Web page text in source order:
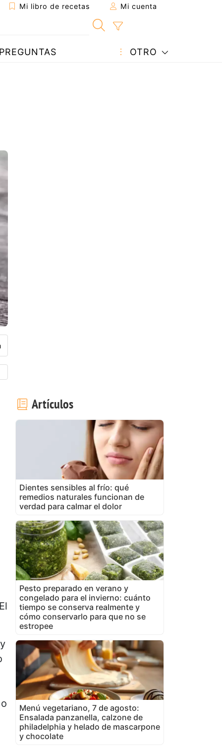
Mi libro de recetas Mi cuenta
OTRO
Artículos
Dientes sensibles al frío: qué
remedios naturales funcionan de
verdad para calmar el dolor
Pesto preparado en verano y
congelado para el invierno: cuánto
tiempo se conserva realmente y
cómo conservarlo para que no se
estropee
Menú vegetariano, 7 de agosto:
Ensalada panzanella, calzone de
philadelphia y helado de mascarpone
y chocolate